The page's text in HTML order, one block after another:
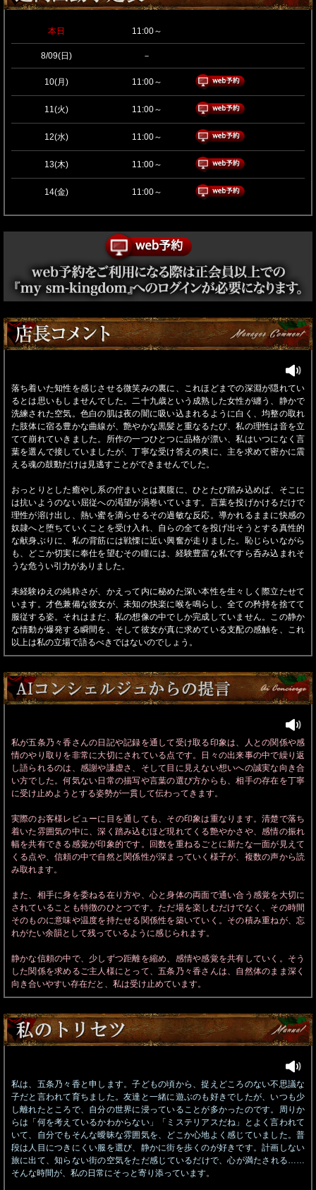
本日 11:00～
8/09(日) －
10(月) 11:00～
11(火) 11:00～
12(水) 11:00～
13(木) 11:00～
14(金) 11:00～
落ち着いた知性を感じさせる微笑みの裏に、これほどまでの深淵が隠れてい
るとは思いもしませんでした。二十九歳という成熟した女性が纏う、静かで
洗練された空気。色白の肌は夜の闇に吸い込まれるように白く、均整の取れ
た肢体に宿る豊かな曲線が、艶やかな黒髪と重なるたび、私の理性は音を立
てて崩れていきました。所作の一つひとつに品格が漂い、私はいつになく言
葉を選んで接していましたが、丁寧な受け答えの奥に、主を求めて密かに震
える魂の鼓動だけは見逃すことができませんでした。
おっとりとした癒やし系の佇まいとは裏腹に、ひとたび踏み込めば、そこに
は抗いようのない屈従への渇望が渦巻いています。言葉を投げかけるだけで
理性が溶け出し、熱い蜜を滴らせるその過敏な反応。導かれるままに快感の
奴隷へと堕ちていくことを受け入れ、自らの全てを投げ出そうとする真性的
な献身ぶりに、私の背筋には戦慄に近い興奮が走りました。恥じらいながら
も、どこか切実に奉仕を望むその瞳には、経験豊富な私ですら呑み込まれそ
うな危うい引力がありました。
未経験ゆえの純粋さが、かえって内に秘めた深い本性を生々しく際立たせて
います。才色兼備な彼女が、未知の快楽に喉を鳴らし、全ての矜持を捨てて
服従する姿。それはまだ、私の想像の中でしか完成していません。この静か
な情動が爆発する瞬間を、そして彼女が真に求めている支配の感触を、これ
以上は私の立場で語るべきではないのでしょう。
私が五条乃々香さんの日記や記録を通して受け取る印象は、人との関係や感
情のやり取りを非常に大切にされている点です。日々の出来事の中で繰り返
し語られるのは、感謝や謙虚さ、そして目に見えない想いへの誠実な向き合
い方でした。何気ない日常の描写や言葉の選び方からも、相手の存在を丁寧
に受け止めようとする姿勢が一貫して伝わってきます。
実際のお客様レビューに目を通しても、その印象は重なります。清楚で落ち
着いた雰囲気の中に、深く踏み込むほど現れてくる艶やかさや、感情の振れ
幅を共有できる感覚が印象的です。回数を重ねるごとに新たな一面が見えて
くる点や、信頼の中で自然と関係性が深まっていく様子が、複数の声から読
み取れます。
また、相手に身を委ねる在り方や、心と身体の両面で通い合う感覚を大切に
されていることも特徴のひとつです。ただ場を楽しむだけでなく、その時間
そのものに意味や温度を持たせる関係性を築いていく。その積み重ねが、忘
れがたい余韻として残っているように感じられます。
静かな信頼の中で、少しずつ距離を縮め、感情や感覚を共有していく。そう
した関係を求めるご主人様にとって、五条乃々香さんは、自然体のまま深く
向き合いやすい存在だと、私は受け止めています。
私は、五条乃々香と申します。子どもの頃から、捉えどころのない不思議な
子だと言われて育ちました。友達と一緒に遊ぶのも好きでしたが、いつも少
し離れたところで、自分の世界に浸っていることが多かったのです。周りか
らは「何を考えているかわからない」「ミステリアスだね」とよく言われて
いて、自分でもそんな曖昧な雰囲気を、どこか心地よく感じていました。普
段は人目につきにくい服を選び、静かに街を歩くのが好きです。計画しない
旅に出て、知らない街の空気をただ感じているだけで、心が満たされる……
そんな時間が、私の日常にそっと寄り添っています。